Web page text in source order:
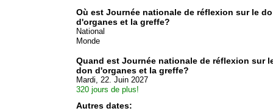
Où est Journée nationale de réflexion sur le
d'organes et la greffe?
National
Monde
Quand est Journée nationale de réflexion sur
don d'organes et la greffe?
Mardi, 22. Juin 2027
320 jours de plus!
Autres dates: